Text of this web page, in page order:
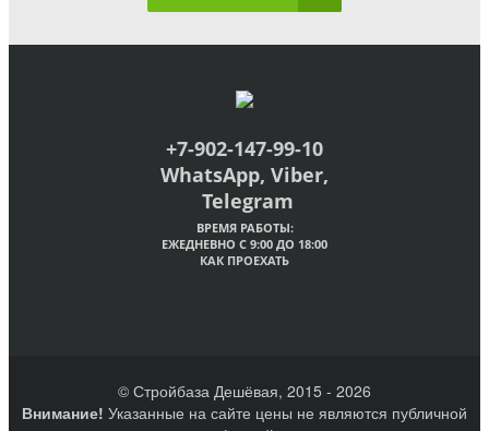
+7-902-147-99-10
WhatsApp, Viber,
Telegram
ВРЕМЯ РАБОТЫ:
ЕЖЕДНЕВНО С 9:00 ДО 18:00
КАК ПРОЕХАТЬ
© Стройбаза Дешёвая, 2015 - 2026
Внимание! Указанные на сайте цены не являются публичной